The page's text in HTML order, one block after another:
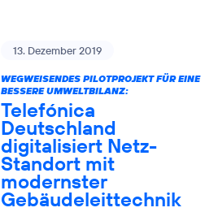
13. Dezember 2019
WEGWEISENDES PILOTPROJEKT FÜR EINE
BESSERE UMWELTBILANZ:
Telefónica
Deutschland
digitalisiert Netz-
Standort mit
modernster
Gebäudeleittechnik